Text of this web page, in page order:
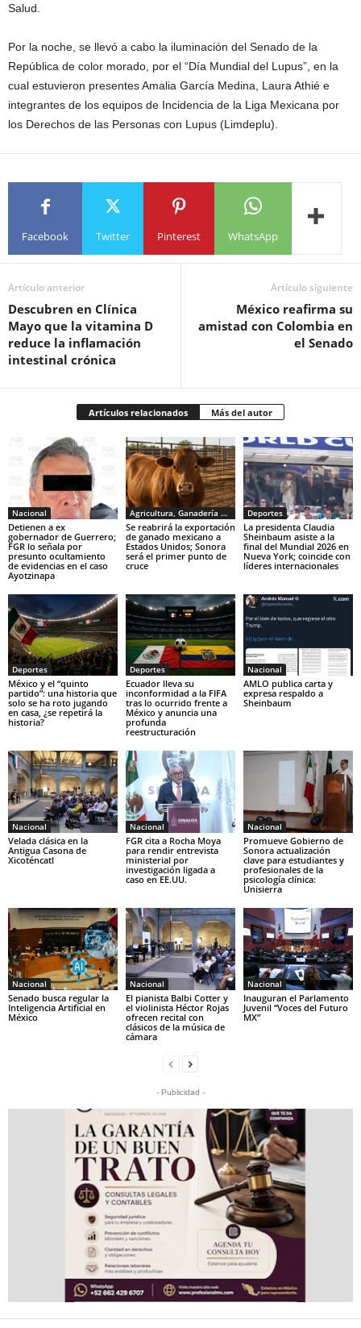
Salud.
Por la noche, se llevó a cabo la iluminación del Senado de la
República de color morado, por el “Día Mundial del Lupus”, en la
cual estuvieron presentes Amalia García Medina, Laura Athié e
integrantes de los equipos de Incidencia de la Liga Mexicana por
los Derechos de las Personas con Lupus (Limdeplu).
Facebook Twitter Pinterest WhatsApp
Artículo anterior
Descubren en Clínica
Mayo que la vitamina D
reduce la inflamación
intestinal crónica
Artículo siguiente
México reafirma su
amistad con Colombia en
el Senado
Artículos relacionados Más del autor
Nacional
Detienen a ex
gobernador de Guerrero;
FGR lo señala por
presunto ocultamiento
de evidencias en el caso
Ayotzinapa
Agricultura, Ganadería y Pesca
Se reabrirá la exportación
de ganado mexicano a
Estados Unidos; Sonora
será el primer punto de
cruce
Deportes
La presidenta Claudia
Sheinbaum asiste a la
final del Mundial 2026 en
Nueva York; coincide con
líderes internacionales
Deportes
México y el “quinto
partido”: una historia que
solo se ha roto jugando
en casa, ¿se repetirá la
historia?
Deportes
Ecuador lleva su
inconformidad a la FIFA
tras lo ocurrido frente a
México y anuncia una
profunda
reestructuración
Nacional
AMLO publica carta y
expresa respaldo a
Sheinbaum
Nacional
Velada clásica en la
Antigua Casona de
Xicoténcatl
Nacional
FGR cita a Rocha Moya
para rendir entrevista
ministerial por
investigación ligada a
caso en EE.UU.
Nacional
Promueve Gobierno de
Sonora actualización
clave para estudiantes y
profesionales de la
psicología clínica:
Unisierra
Nacional
Senado busca regular la
Inteligencia Artificial en
México
Nacional
El pianista Balbi Cotter y
el violinista Héctor Rojas
ofrecen recital con
clásicos de la música de
cámara
Nacional
Inauguran el Parlamento
Juvenil “Voces del Futuro
MX”
- Publicidad -